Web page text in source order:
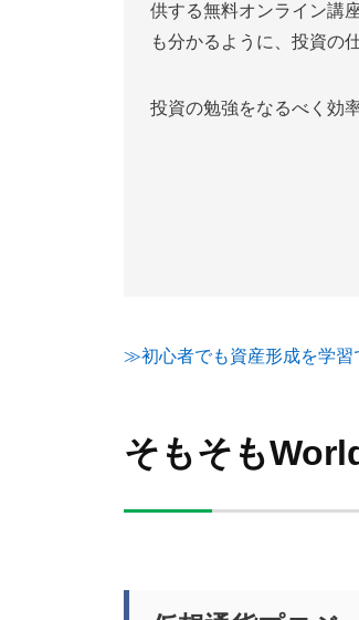
供する無料オンライン講
も分かるように、投資の
投資の勉強をなるべく効
≫初心者でも資産形成を学習
そもそも